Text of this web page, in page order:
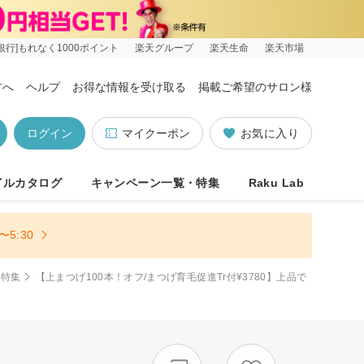
行]もれなく1000ポイント 楽天グループ 楽天生命 楽天市場
へ ヘルプ お得な情報を受け取る 掲載ご希望のサロン様
お気に入り
マイクーポン
ログイン
ルカタログ キャンペーン一覧・特集 Raku Lab
5:30
集 【上まつげ100本！オフ/まつげ育毛促進Tr付¥3780】上品で